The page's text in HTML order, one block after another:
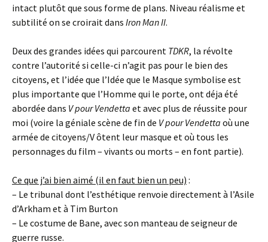
intact plutôt que sous forme de plans. Niveau réalisme et
subtilité on se croirait dans Iron Man II.
Deux des grandes idées qui parcourent TDKR, la révolte
contre l’autorité si celle-ci n’agit pas pour le bien des
citoyens, et l’idée que l’Idée que le Masque symbolise est
plus importante que l’Homme qui le porte, ont déja été
abordée dans V pour Vendetta et avec plus de réussite pour
moi (voire la géniale scène de fin de V pour Vendetta où une
armée de citoyens/V ôtent leur masque et où tous les
personnages du film – vivants ou morts – en font partie).
Ce que j’ai bien aimé (il en faut bien un peu) :
– Le tribunal dont l’esthétique renvoie directement à l’Asile
d’Arkham et à Tim Burton
– Le costume de Bane, avec son manteau de seigneur de
guerre russe.